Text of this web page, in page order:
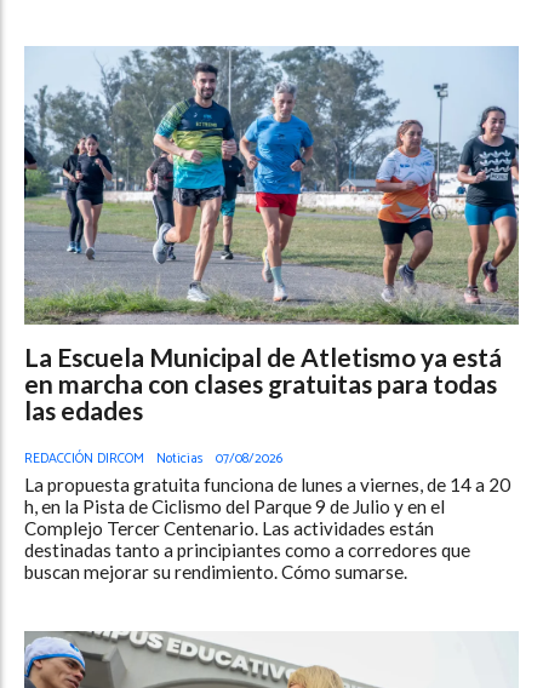
La Escuela Municipal de Atletismo ya está
en marcha con clases gratuitas para todas
las edades
REDACCIÓN DIRCOM Noticias 07/08/2026
La propuesta gratuita funciona de lunes a viernes, de 14 a 20
h, en la Pista de Ciclismo del Parque 9 de Julio y en el
Complejo Tercer Centenario. Las actividades están
destinadas tanto a principiantes como a corredores que
buscan mejorar su rendimiento. Cómo sumarse.